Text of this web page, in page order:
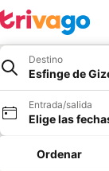
Destino
Esfinge de
Entrada/salida
Elige las
Ordenar